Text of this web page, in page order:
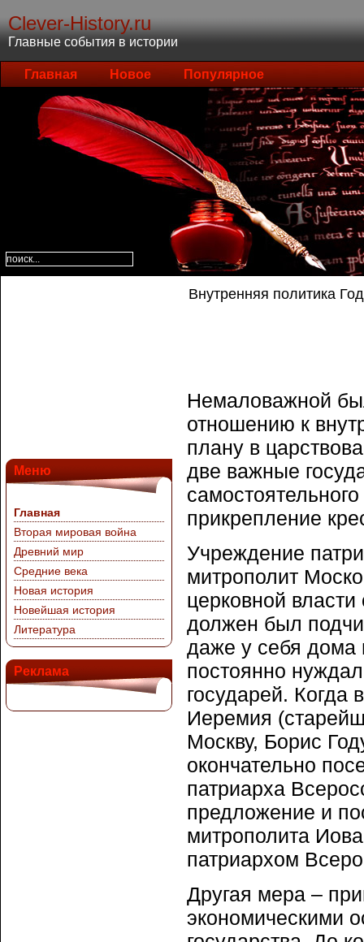
Clever-History.ru
Главные события в истории
Главная Новое Популярное
Меню
Главная
Вторая мировая война
Древний мир
Средние века
Новая история
Новейшая история
Литература
Реклама
Внутренняя политика
Немаловажной
отношению к
плану в
две важные
прикрепление
Учреждение
митрополит
церковной
должен был
даже у себя дома
постоянно
государей. Когда
Иеремия
Москву, Борис
окончательно
патриарха
предложение и
митрополита
патриархом
Другая мера –
экономическими